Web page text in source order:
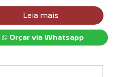
Leia mais
Orçar via Whatsapp